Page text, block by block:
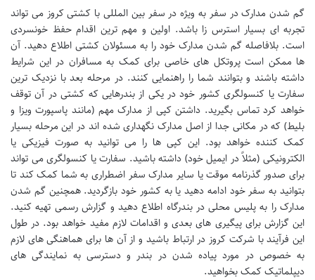
گم شدن مدارک در سفر به ویژه در سفر بین المللی با کشتی کروز می تواند
تجربه ای بسیار استرس زا باشد. اولین و مهم ترین اقدام حفظ خونسردی
است. بلافاصله گم شدن مدارک خود را به مسئولان کشتی اطلاع دهید. آن
ها ممکن است پروتکل های خاصی برای کمک به مسافران در این شرایط
داشته باشند و بتوانند شما را راهنمایی کنند. در مرحله بعد با نزدیک ترین
سفارت یا کنسولگری کشور خود در یکی از بندرهایی که کشتی در آن توقف
خواهد کرد تماس بگیرید. داشتن کپی از مدارک مهم (مانند پاسپورت ویزا و
بلیط) که در مکانی جدا از اصل مدارک نگهداری شده اند در این مرحله بسیار
کمک کننده خواهد بود. این کپی ها را می توانید به صورت فیزیکی یا
الکترونیکی (مثلاً در ایمیل خود) داشته باشید. سفارت یا کنسولگری می تواند
برای صدور گذرنامه موقت یا سایر مدارک سفر اضطراری به شما کمک کند تا
بتوانید به سفر خود ادامه دهید یا به کشور خود بازگردید. همچنین گم شدن
مدارک را به پلیس محلی در بندرگاه اطلاع دهید و گزارش رسمی تهیه کنید.
این گزارش برای پیگیری های بعدی و اقدامات لازم مفید خواهد بود. در طول
این فرآیند با شرکت کروز در ارتباط باشید و از آن ها برای هماهنگی های لازم
به خصوص در مورد پیاده شدن در بندر و دسترسی به نمایندگی های
دیپلماتیک کمک بخواهید.